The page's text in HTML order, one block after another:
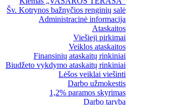
Šv. Kotrynos bažnyčios renginių salė
Administracinė informacija
Ataskaitos
Viešieji pirkimai
Veiklos ataskaitos
Finansinių ataskaitų rinkiniai
Biudžeto vykdymo ataskaitų rinkiniai
Lėšos veiklai viešinti
Darbo užmokestis
1,2% paramos skyrimas
Darbo taryba